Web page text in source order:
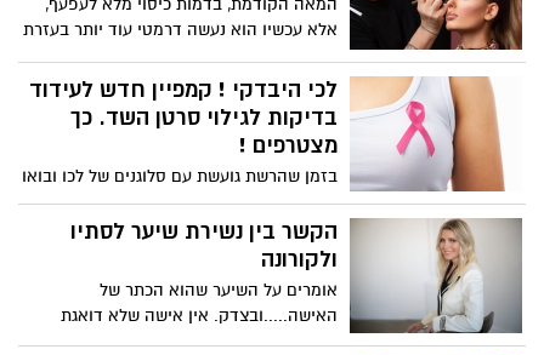
המאה הקודמת, בדמות כיסוי מלא לעפעף,
אלא עכשיו הוא נעשה דרמטי עוד יותר בעזרת
לכי היבדקי ! קמפיין חדש לעידוד
בדיקות לגילוי סרטן השד. כך
מצטרפים !
בזמן שהרשת גועשת עם סלוגנים של לכו ובואו
יש אנשים שמתעסקים בקידום נושאים
חשובים באמת, לרגל חודש המודעות לסרטן
השד החליט גיל אוקנין מנהל מחלקת
לקידום מודעות הבדיקות המוקדמות לגילוי
הקשר בין נשירת שיער לסתיו
ולקורונה
אומרים על השיער שהוא הכתר של
האישה.....ובצדק. אין אישה שלא דואגת
לטפל ולטפח את השיער ואחד הדברים